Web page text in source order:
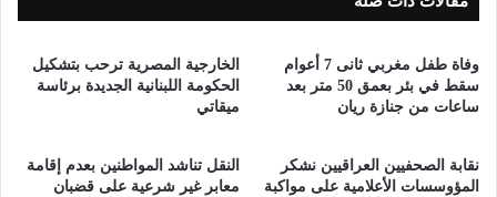
وفاة طفل مغربي ثانى 7 أعوام
سقط في بئر بعمق 50 متر بعد
ساعات من جنازة ريان
الخارجية المصرية ترحب بتشكيل
الحكومة اللبنانية الجديدة برئاسة
ميقاتي
نقابة الصحفيين العراقيين نشكر
المؤوسسات الأعلامية على مواكبة
النقل تناشد المواطنين بعدم إقامة
معابر غير شرعية على قضبان